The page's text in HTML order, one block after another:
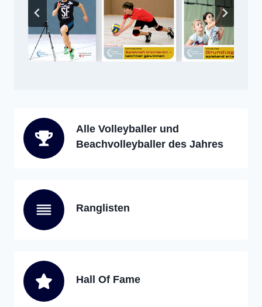
Alle Volleyballer und
Beachvolleyballer des Jahres
Ranglisten
Hall Of Fame